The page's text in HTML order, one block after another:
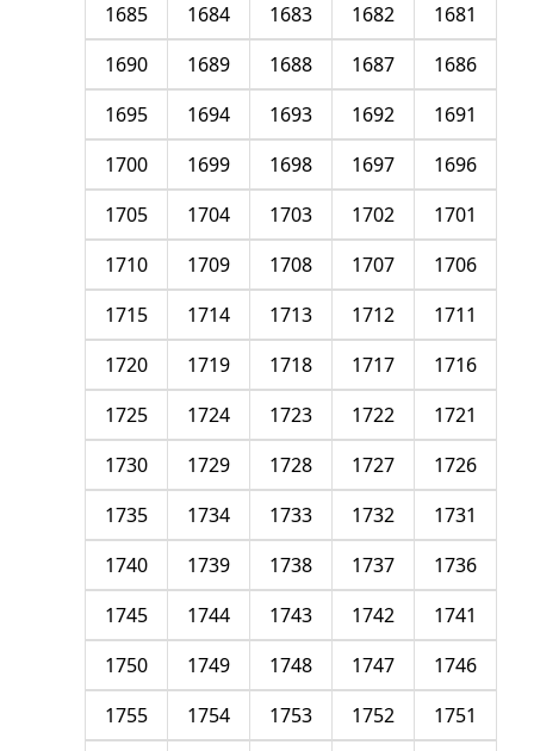
1681
1682
1683
1684
1685
1686
1687
1688
1689
1690
1691
1692
1693
1694
1695
1696
1697
1698
1699
1700
1701
1702
1703
1704
1705
1706
1707
1708
1709
1710
1711
1712
1713
1714
1715
1716
1717
1718
1719
1720
1721
1722
1723
1724
1725
1726
1727
1728
1729
1730
1731
1732
1733
1734
1735
1736
1737
1738
1739
1740
1741
1742
1743
1744
1745
1746
1747
1748
1749
1750
1751
1752
1753
1754
1755